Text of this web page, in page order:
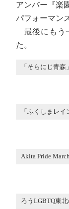
アンバー『楽
パフォーマン
最後にもう
た。
「そらにじ青森
「ふくしまレ
Akita Pride
ろうLGBTQ東